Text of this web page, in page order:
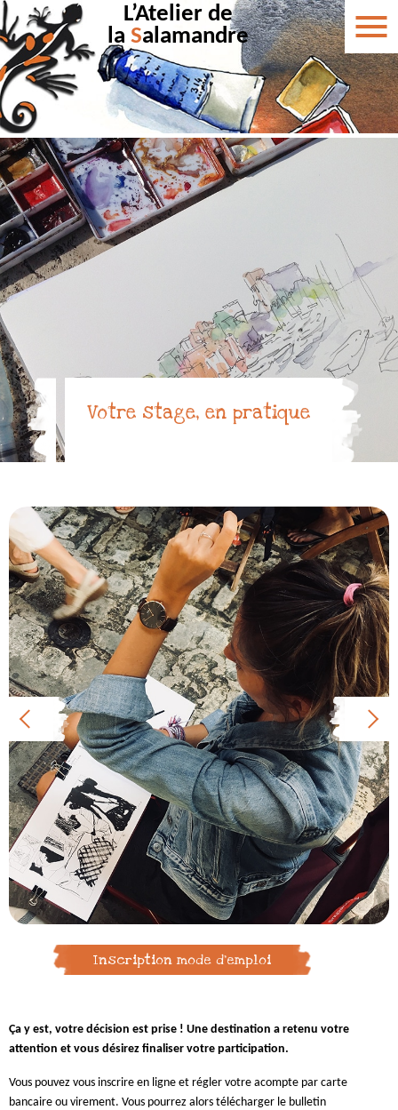
L’Atelier de
la Salamandre
Votre stage, en pratique
Inscription mode d'emploi
Ça y est, votre décision est prise ! Une destination a retenu votre
attention et vous désirez finaliser votre participation.
Vous pouvez vous inscrire en ligne et régler votre acompte par carte
bancaire ou virement. Vous pourrez alors télécharger le bulletin